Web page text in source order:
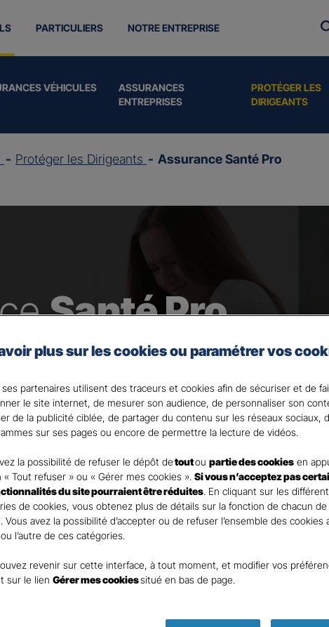
VÉHICULES
ASSURANCES
ENTREPRISES
PROTÉGER LES
DIRIGEANTS
PARTICULIERS NOTRE ENTREPRISE
Protéger les Dirigeants Assurance Santé Pro
Santé Pro
artisan, commerçant, agriculteur ou vous exercez
Santé Gan, nous faisons de votre santé un actif
votre Agent général ?
plus sur les cookies ou paramétrer vos
ses partenaires utilisent des traceurs et cookies afin de sécuriser et de
le site internet, de mesurer son audience, de personnaliser son
de la publicité ciblée, de partager du contenu sur les réseaux sociaux,
sur ses pages ou encore de permettre la lecture de vidéos.
la possibilité de refuser le dépôt detoutou partie des cookies en
« Tout refuser » ou « Gérer mes cookies ». Si vous n’acceptez pas
du site pourraient être réduites. En cliquant sur les
de cookies, vous obtenez plus de détails sur la fonction de chacun
Vous avez la possibilité d’accepter ou de refuser l’ensemble des cookies
ou l’autre de ces catégories.
revenir sur cette interface, à tout moment, et modifier vos
sur le lien Gérer mes cookiessitué en bas de page.